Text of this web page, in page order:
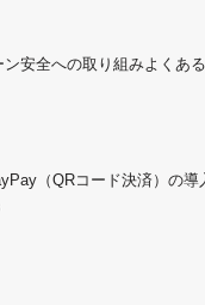
ン安全への取り組みよくあ
（QRコード決済）の導